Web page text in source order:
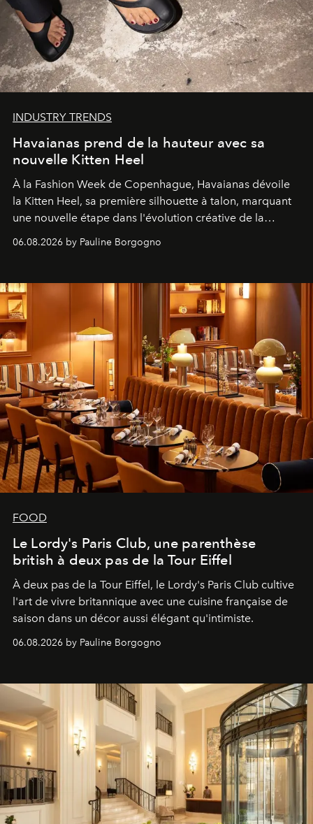
INDUSTRY TRENDS
Havaianas prend de la hauteur avec sa
nouvelle Kitten Heel
À la Fashion Week de Copenhague, Havaianas dévoile
la Kitten Heel, sa première silhouette à talon, marquant
une nouvelle étape dans l'évolution créative de la
06.08.2026 by Pauline Borgogno
FOOD
Le Lordy's Paris Club, une parenthèse
british à deux pas de la Tour Eiffel
À deux pas de la Tour Eiffel, le Lordy's Paris Club cultive
l'art de vivre britannique avec une cuisine française de
saison dans un décor aussi élégant qu'intimiste.
06.08.2026 by Pauline Borgogno